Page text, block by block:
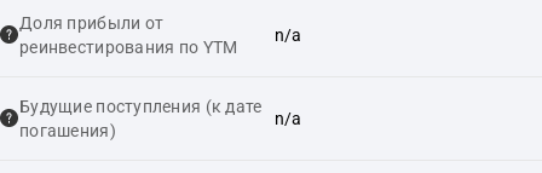
Доля прибыли от
реинвестирования по YTM
n/a
Будущие поступления (к дате
погашения)
n/a